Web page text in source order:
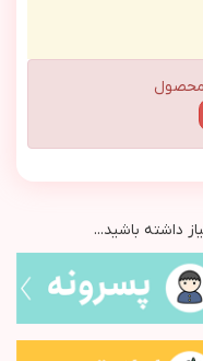
محصول
داشته باشید...